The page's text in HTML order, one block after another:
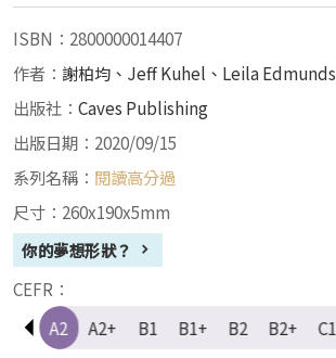
ISBN：2800000014407
作者： 謝柏均、Jeff Kuhel、Leila Edmunds
出版社： Caves Publishing
出版日期：2020/09/15
系列名稱： 閱讀高分過
尺寸：260x190x5mm
你的夢想形狀？
CEFR：
A1+
A2 A2+ B1 B1+ B2 B2+ C1